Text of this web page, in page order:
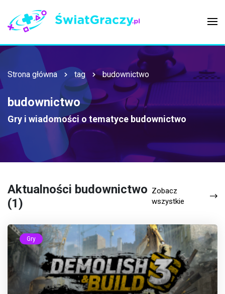
Strona główna tag budownictwo
budownictwo
Gry i wiadomości o tematyce budownictwo
Aktualności budownictwo
(1)
Zobacz
wszystkie
Gry